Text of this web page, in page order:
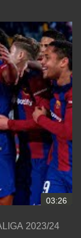
03:26
2023/24